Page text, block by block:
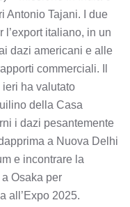
Antonio Tajani. I due
l’export italiano, in un
dazi americani e alle
commerciali. Il
ha valutato
della Casa
i dazi pesantemente
a Nuova Delhi
e incontrare la
Osaka per
all’Expo 2025.